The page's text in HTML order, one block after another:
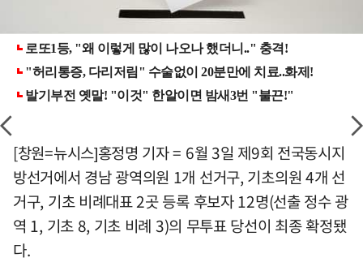
[창원=뉴시스]홍정명 기자 = 6월 3일 제9회 전국동시지
방선거에서 경남 광역의원 1개 선거구, 기초의원 4개 선
거구, 기초 비례대표 2곳 등록 후보자 12명(선출 정수 광
역 1, 기초 8, 기초 비례 3)의 무투표 당선이 최종 확정됐
다.